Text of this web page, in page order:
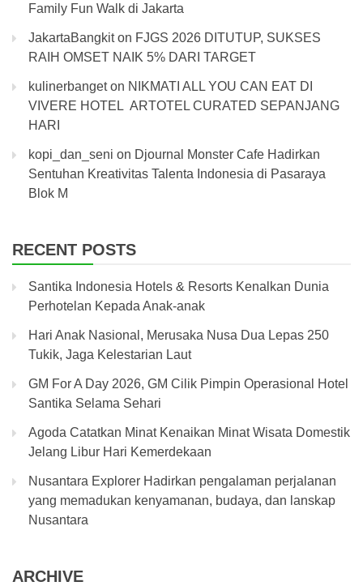
Family Fun Walk di Jakarta
JakartaBangkiton FJGS 2026 DITUTUP, SUKSES
RAIH OMSET NAIK 5% DARI TARGET
kulinerbangeton NIKMATI ALL YOU CAN EAT DI
VIVERE HOTEL ARTOTEL CURATED SEPANJANG
HARI
kopi_dan_seni on Djournal Monster Cafe Hadirkan
Sentuhan Kreativitas Talenta Indonesia di Pasaraya
Blok M
RECENT POSTS
Santika Indonesia Hotels & Resorts Kenalkan Dunia
Perhotelan Kepada Anak-anak
Hari Anak Nasional, Merusaka Nusa Dua Lepas 250
Tukik, Jaga Kelestarian Laut
GM For A Day 2026, GM Cilik Pimpin Operasional Hotel
Santika Selama Sehari
Agoda Catatkan Minat Kenaikan Minat Wisata Domestik
Jelang Libur Hari Kemerdekaan
Nusantara Explorer Hadirkan pengalaman perjalanan
yang memadukan kenyamanan, budaya, dan lanskap
Nusantara
ARCHIVE